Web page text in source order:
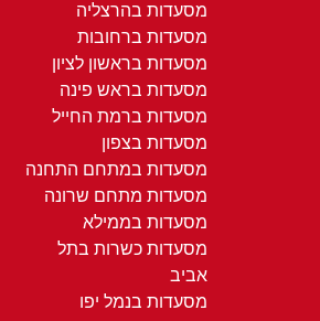
מסעדות בהרצליה
מסעדות ברחובות
מסעדות בראשון לציון
מסעדות בראש פינה
מסעדות ברמת החייל
מסעדות בצפון
מסעדות במתחם התחנה
מסעדות מתחם שרונה
מסעדות בממילא
מסעדות כשרות בתל
אביב
מסעדות בנמל יפו